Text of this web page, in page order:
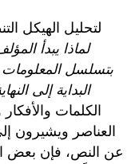
لتحليل الهيكل
لماذا يبدأ
بتسلسل المعلومات
البداية إلى
الكلمات
العناصر ويشيرون
عن النص، فإن بعض